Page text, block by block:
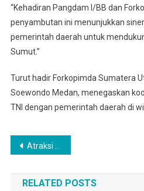
“Kehadiran Pangdam I/BB dan
penyambutan ini menunjukkan
pemerintah daerah untuk
Sumut.”
Turut hadir Forkopimda Sumatera
Soewondo Medan, menegaskan
TNI dengan pemerintah daerah di
Navigasi
pos
Atraksi Spektakuler Warnai Penutupan Latihan Pencak Silat Militer Kodam I/BB
RELATED POSTS